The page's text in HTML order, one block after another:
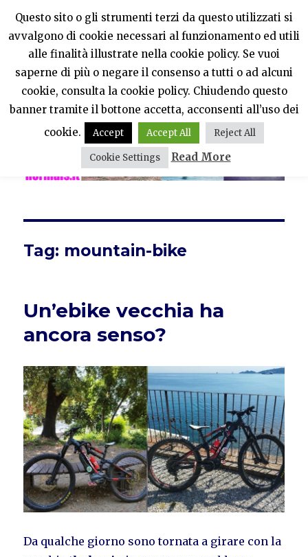
PercheNONEssereNormali?
MENU
Tag: mountain-bike
Un’ebike vecchia ha
ancora senso?
Da qualche giorno sono tornata a girare con la
Questo sito o gli strumenti terzi da questo utilizzati si
avvalgono di cookie necessari al funzionamento ed utili
alle finalità illustrate nella cookie policy. Se vuoi
saperne di più o negare il consenso a tutti o ad alcuni
cookie, consulta la cookie policy. Chiudendo questo
banner tramite il bottone accetta, acconsenti all’uso dei
cookie.
Accept Accept All Reject All
Cookie Settings Read More